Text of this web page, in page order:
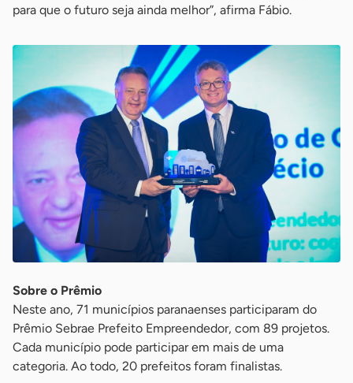
para que o futuro seja ainda melhor”, afirma Fábio.
Sobre o Prêmio
Neste ano, 71 municípios paranaenses participaram do
Prêmio Sebrae Prefeito Empreendedor, com 89 projetos.
Cada município pode participar em mais de uma
categoria. Ao todo, 20 prefeitos foram finalistas.